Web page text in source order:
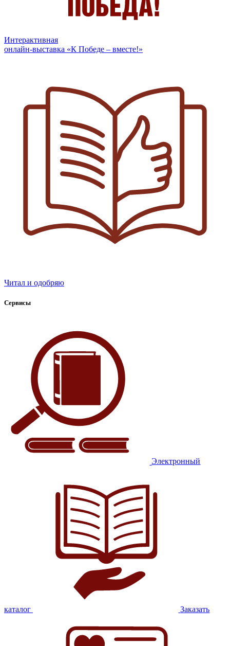
Интерактивная
онлайн-выставка «К Победе – вместе!»
Читал и одобряю
Сервисы
Электронный
каталог Заказать